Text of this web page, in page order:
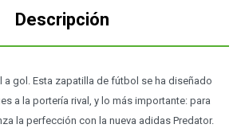
Descripción
a gol. Esta zapatilla de fútbol se ha diseñado
a la portería rival, y lo más importante: para
la perfección con la nueva adidas Predator.